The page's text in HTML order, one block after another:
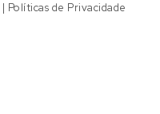
| Políticas de Privacidade